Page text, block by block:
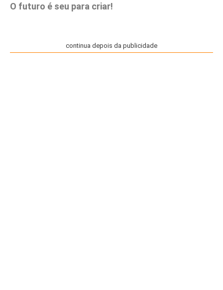
O futuro é seu para criar!
continua depois da publicidade